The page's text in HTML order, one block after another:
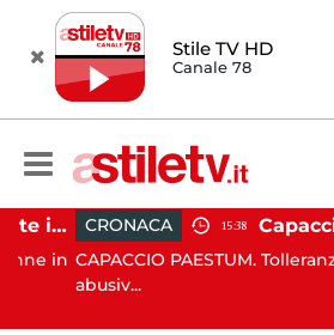
Stile TV HD
Canale 78
Altavilla Silentina, incidente in moto nella notte: 19enne in prognosi riservata
in
CRONACA 15:38
CAPACCIO PAESTUM. Tolleranza
abusiv...